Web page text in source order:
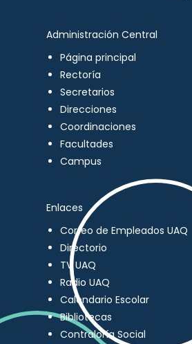
Administración Central
Página principal
Rectoría
Secretarios
Direcciones
Coordinaciones
Facultades
Campus
Enlaces
Correo de Empleados UAQ
Directorio
TV UAQ
Radio UAQ
Calendario Escolar
Bibliotecas
Contraloría Social